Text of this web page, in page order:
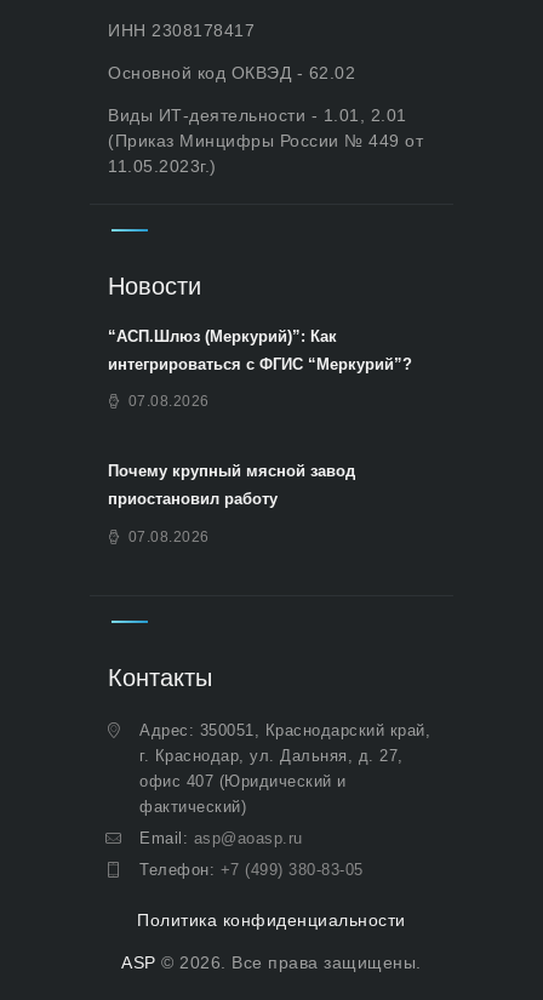
ИНН 2308178417
Основной код ОКВЭД - 62.02
Виды ИТ-деятельности - 1.01, 2.01
(Приказ Минцифры России № 449 от
11.05.2023г.)
Новости
“АСП.Шлюз (Меркурий)”: Как
интегрироваться с ФГИС “Меркурий”?
07.08.2026
Почему крупный мясной завод
приостановил работу
07.08.2026
Контакты
Адрес: 350051, Краснодарский край,
г. Краснодар, ул. Дальняя, д. 27,
офис 407 (Юридический и
фактический)
Email: asp@aoasp.ru
Телефон: +7 (499) 380-83-05
Политика конфиденциальности
ASP © 2026. Все права защищены.